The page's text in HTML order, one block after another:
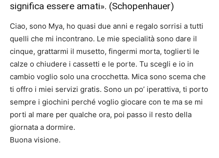
significa essere amati». (Schopenhauer)
Ciao, sono Mya, ho quasi due anni e regalo sorrisi a tutti
quelli che mi incontrano. Le mie specialità sono dare il
cinque, grattarmi il musetto, fingermi morta, toglierti le
calze o chiudere i cassetti e le porte. Tu scegli e io in
cambio voglio solo una crocchetta. Mica sono scema che
ti offro i miei servizi gratis. Sono un po’ iperattiva, ti porto
sempre i giochini perché voglio giocare con te ma se mi
porti al mare per qualche ora, poi passo il resto della
giornata a dormire.
Buona visione.